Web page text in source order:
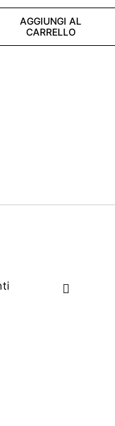
AGGIUNGI AL
CARRELLO